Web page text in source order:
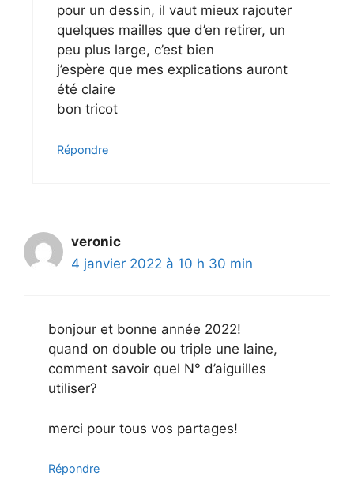
pour un dessin, il vaut mieux rajouter
quelques mailles que d’en retirer, un
peu plus large, c’est bien
j’espère que mes explications auront
été claire
bon tricot
Répondre
veronic
4 janvier 2022 à 10 h 30 min
bonjour et bonne année 2022!
quand on double ou triple une laine,
comment savoir quel N° d’aiguilles
utiliser?
merci pour tous vos partages!
Répondre